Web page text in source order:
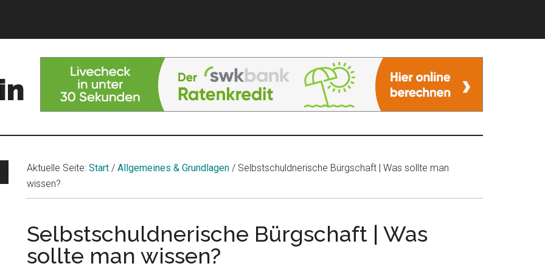
Aktuelle Seite: Start / Allgemeines & Grundlagen / Selbstschuldnerische Bürgschaft | Was sollte man
wissen?
Selbstschuldnerische Bürgschaft | Was
sollte man wissen?